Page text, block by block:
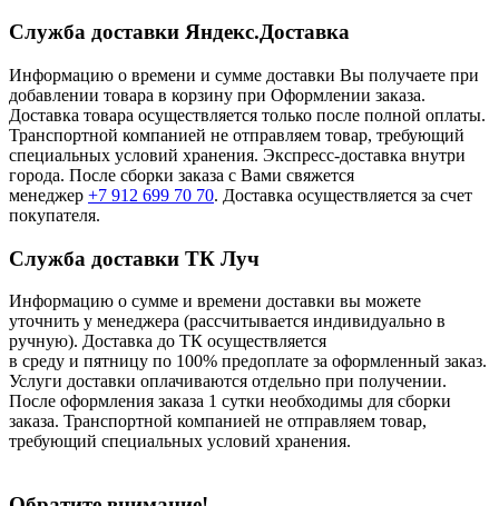
Служба доставки Яндекс.Доставка
Информацию о времени и сумме доставки Вы получаете при
добавлении товара в корзину при Оформлении заказа.
Доставка товара осуществляется только после полной оплаты.
Транспортной компанией не отправляем товар, требующий
специальных условий хранения. Экспресс-доставка внутри
города. После сборки заказа с Вами свяжется
менеджер +7 912 699 70 70. Доставка осуществляется за счет
покупателя.
Служба доставки ТК Луч
Информацию о сумме и времени доставки вы можете
уточнить у менеджера (рассчитывается индивидуально в
ручную). Доставка до ТК осуществляется
в среду и пятницу по 100% предоплате за оформленный заказ.
Услуги доставки оплачиваются отдельно при получении.
После оформления заказа 1 сутки необходимы для сборки
заказа. Транспортной компанией не отправляем товар,
требующий специальных условий хранения.